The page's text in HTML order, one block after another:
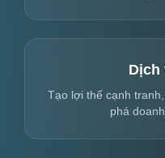
Dịch
Tạo lợi thế cạnh
phá